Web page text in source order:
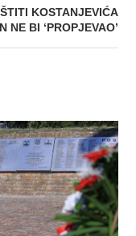
KOSTANJEVIĆA
NE BI ‘PROPJEVAO’